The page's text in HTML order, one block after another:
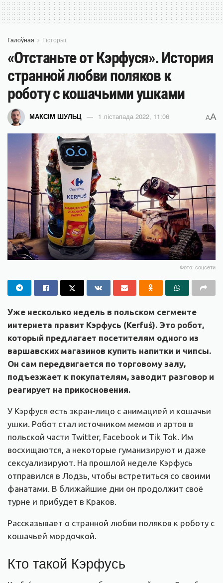
Галоўная Гісторыі
«Отстаньте от Кэрфуся». История
странной любви поляков к
роботу с кошачьими ушками
МАКСІМ ШУЛЬЦ 1 лістапада 2022, 11:06 AA
Фото: соцсети
Уже несколько недель в польском сегменте
интернета правит Кэрфусь (Kerfuś). Это робот,
который предлагает посетителям одного из
варшавских магазинов купить напитки и чипсы.
Он сам передвигается по торговому залу,
подъезжает к покупателям, заводит разговор и
реагирует на прикосновения.
У Кэрфуся есть экран-лицо с анимацией и кошачьи
ушки. Робот стал источником мемов и артов в
польской части Twitter, Facebook и Tik Tok. Им
восхищаются, а некоторые гуманизируют и даже
сексуализируют. На прошлой неделе Кэрфусь
отправился в Лодзь, чтобы встретиться со своими
фанатами. В ближайшие дни он продолжит своё
турне и прибудет в Краков.
Рассказывает о странной любви поляков к роботу с
кошачьей мордочкой.
Кто такой Кэрфусь